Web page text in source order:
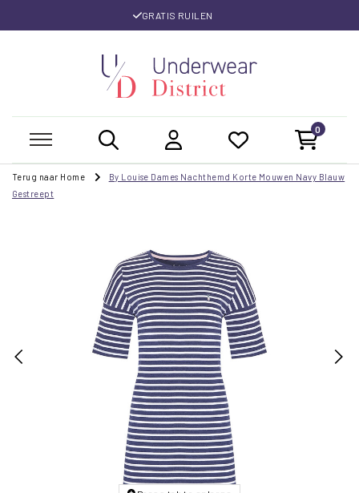
GRATIS RUILEN
0
Terug naar Home
By Louise Dames Nachthemd Korte Mouwen Navy Blauw
Gestreept